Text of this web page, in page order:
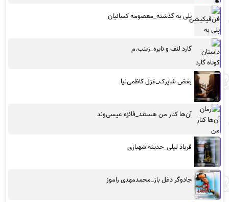
پلی به گذشته_معصومه کسائیان
گارد لنف و نایره_زینب.م
بغض شاپرک_غزل کاظمی‌نیا
آن‌ها کنار من هستند_فائزه عیسی‌وند
فریاد لیلی_حدیثه شهبازی
جادوگر دغل باز_محمدمهدی راموز